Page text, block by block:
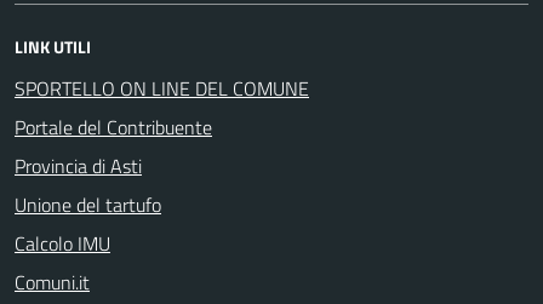
LINK UTILI
SPORTELLO ON LINE DEL COMUNE
Portale del Contribuente
Provincia di Asti
Unione del tartufo
Calcolo IMU
Comuni.it